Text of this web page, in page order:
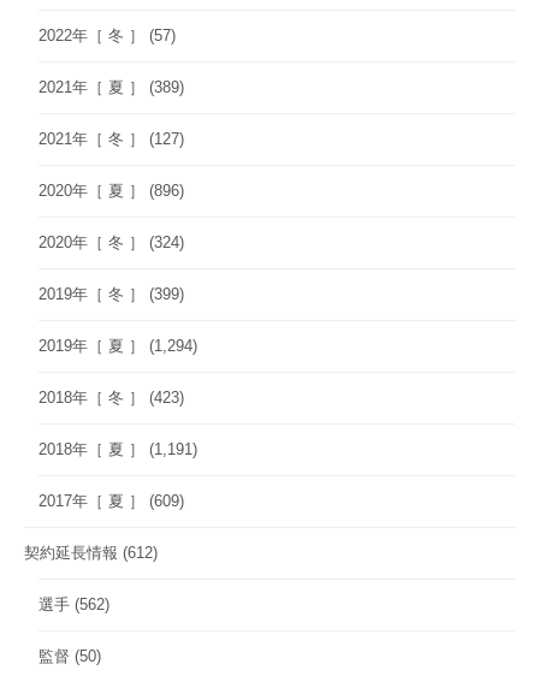
2022年［ 冬 ］ (57)
2021年［ 夏 ］ (389)
2021年［ 冬 ］ (127)
2020年［ 夏 ］ (896)
2020年［ 冬 ］ (324)
2019年［ 冬 ］ (399)
2019年［ 夏 ］ (1,294)
2018年［ 冬 ］ (423)
2018年［ 夏 ］ (1,191)
2017年［ 夏 ］ (609)
契約延長情報 (612)
選手 (562)
監督 (50)